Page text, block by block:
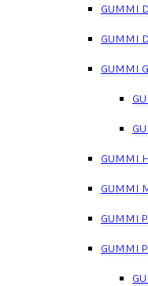
GUMMI
GUMMI
GUMMI
GUMMI
GUMMI
GUMMI
GUMMI